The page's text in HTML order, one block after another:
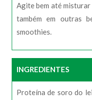
Agite bem até
também em outras
smoothies.
INGREDIENTES
Proteína de soro do